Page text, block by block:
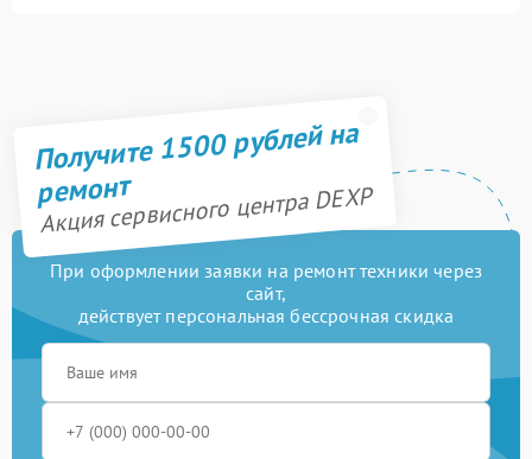
Получите 1500 рублей на
ремонт
Акция сервисного центра DEXP
При оформлении заявки на ремонт техники через
сайт,
действует персональная бессрочная скидка